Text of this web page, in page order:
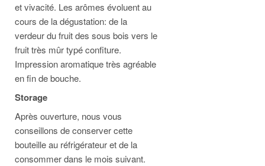
et vivacité. Les arômes évoluent au
cours de la dégustation: de la
verdeur du fruit des sous bois vers le
fruit très mûr typé confiture.
Impression aromatique très agréable
en fin de bouche.
Storage
Après ouverture, nous vous
conseillons de conserver cette
bouteille au réfrigérateur et de la
consommer dans le mois suivant.